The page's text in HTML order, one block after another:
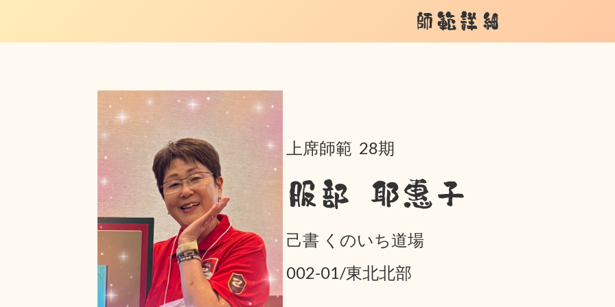
師範詳細
上席師範 28期
服部 耶惠子
己書 くのいち道場
002-01/東北北部